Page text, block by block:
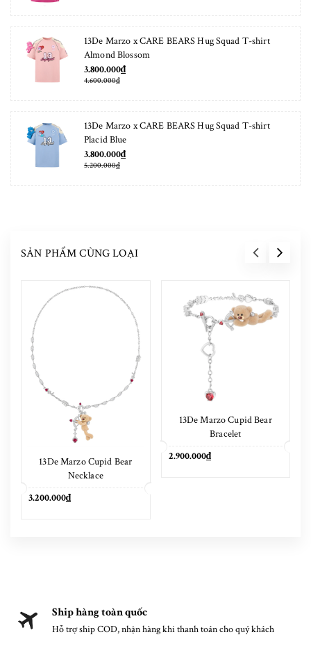
13De Marzo x CARE BEARS Hug Squad T-shirt
Almond Blossom
3.800.000₫
4.600.000₫
13De Marzo x CARE BEARS Hug Squad T-shirt
Placid Blue
3.800.000₫
5.200.000₫
SẢN PHẨM CÙNG LOẠI
13De Marzo Cupid Bear
Necklace
3.200.000₫
13De Marzo Cupid Bear
Bracelet
2.900.000₫
Ship hàng toàn quốc
Hỗ trợ ship COD, nhận hàng khi thanh toán cho quý khách